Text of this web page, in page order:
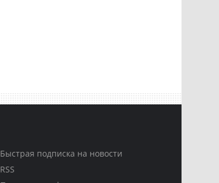
Быстрая подписка на новости
RSS